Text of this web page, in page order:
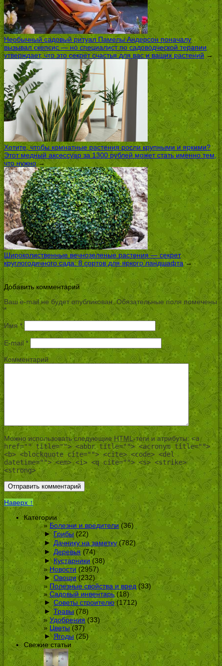
Необычный садовый ритуал Памелы Андерсон поначалу
вызывал скепсис — но специалист по садоводческой терапии
утверждает, что это секрет счастья для вас и ваших растений →
Хотите, чтобы комнатные растения росли крупными и яркими?
Этот медный аксессуар за 1300 рублей может стать именно тем,
что нужно→
Широколиственные вечнозеленые растения — секрет
круглогодичного сада: 8 сортов для яркого ландшафта→
Добавить комментарий
Ваш e-mail не будет опубликован.Обязательные поля помечены
*
Имя*
E-mail *
Комментарий
Можно использовать следующиеHTML-теги и атрибуты: <a
href="" title=""> <abbr title=""> <acronym title="">
<b> <blockquote cite=""> <cite> <code> <del
datetime=""> <em> <i> <q cite=""> <s> <strike>
<strong>
Наверх ↑
Категории
Болезни и вредители (36)
► Грибы(22)
► Дачнику на заметку(782)
► Деревья(74)
► Кустарники(38)
Новости(2957)
► Овощи(232)
Полезные свойства и вред(33)
Садовый инвентарь(18)
► Советы строителю(1712)
► Травы(78)
Удобрения(33)
Цветы(37)
► Ягоды(25)
Свежие статьи